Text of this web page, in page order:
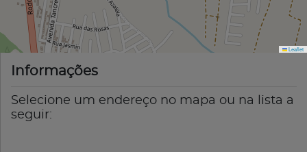
Leaflet
Informações
Selecione um endereço no mapa ou na lista a
seguir: